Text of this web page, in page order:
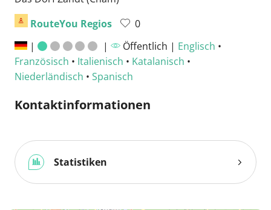
RouteYou Regios
0
|
| Öffentlich | Englisch •
Französisch • Italienisch • Katalanisch •
Niederländisch • Spanisch
Kontaktinformationen
Statistiken